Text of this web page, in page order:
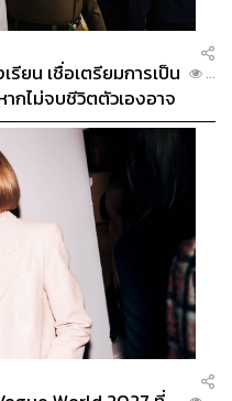
รียน เชื่อเตรียมการเป็น
กไม่จบชีวิตตัวเองอาจ
...